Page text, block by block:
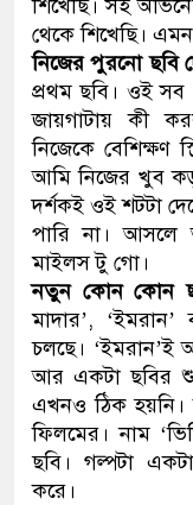
শিখেছি। সহ
থেকে শিখেছি।
নিজের পুরনো ছবি
প্রথম ছবি। ওই
জায়গাটায় কী
নিজেকে বেশিক্ষণ
আমি নিজের খুব
দর্শকই ওই শটটা
পারি না। আসলে
মাইলস টু গো।
নতুন কোন কোন
মাদার’,
চলছে। ‘ইমরান’ই
আর একটা ছবির
এখনও ঠিক
ফিলমের। নাম
ছবি। গল্পটা
করে।